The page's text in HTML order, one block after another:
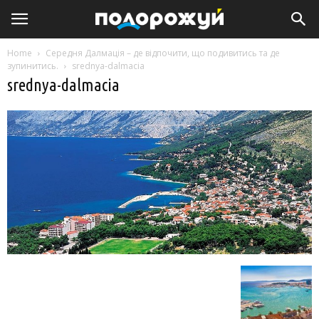
Home
Середня Далмація – де відпочити, що подивитись та де
зупинитись.
srednya-dalmacia
srednya-dalmacia